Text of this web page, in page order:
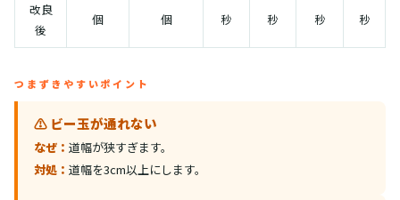
改良
後
個 個 秒 秒 秒 秒
つまずきやすいポイント
⚠️ ビー玉が通れない
なぜ： 道幅が狭すぎます。
対処： 道幅を3cm以上にします。